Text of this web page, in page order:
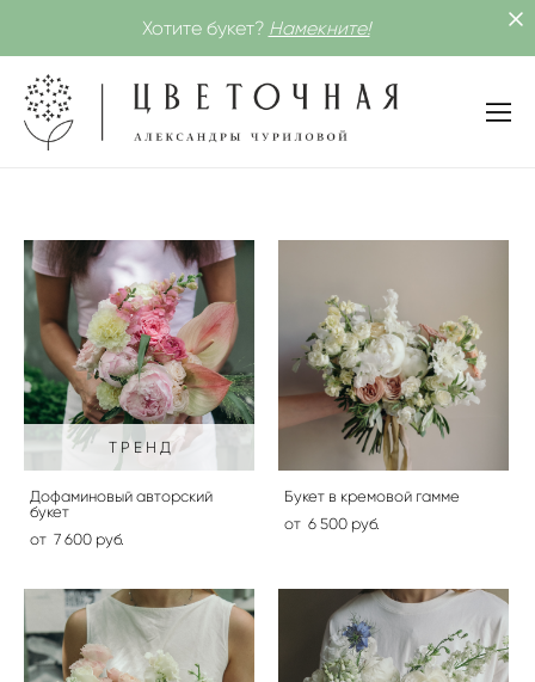
Хотите букет? Намекните!
Т Р Е Н Д
Дофаминовый авторский
букет
от 7 600 pуб.
Букет в кремовой гамме
от 6 500 pуб.